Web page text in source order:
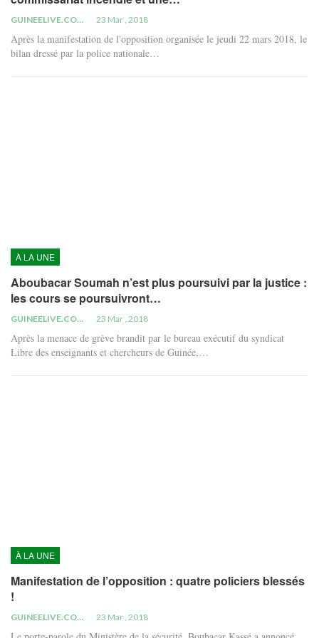
GUINEELIVE.COM 23 Mar , 2018
Après la manifestation de l'opposition organisée le jeudi 22 mars 2018, le
bilan dressé par la police nationale…
À LA UNE
Aboubacar Soumah n’est plus poursuivi par la justice :
les cours se poursuivront…
GUINEELIVE.COM 23 Mar , 2018
Après la menace de grève brandit par le bureau exécutif du syndicat
Libre des enseignants et chercheurs de Guinée,…
À LA UNE
Manifestation de l’opposition : quatre policiers blessés
!
GUINEELIVE.COM 23 Mar , 2018